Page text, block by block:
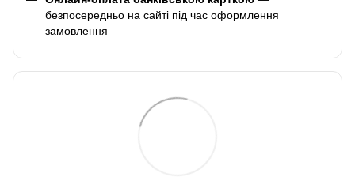
безпосередньо на сайті під час оформлення
замовлення